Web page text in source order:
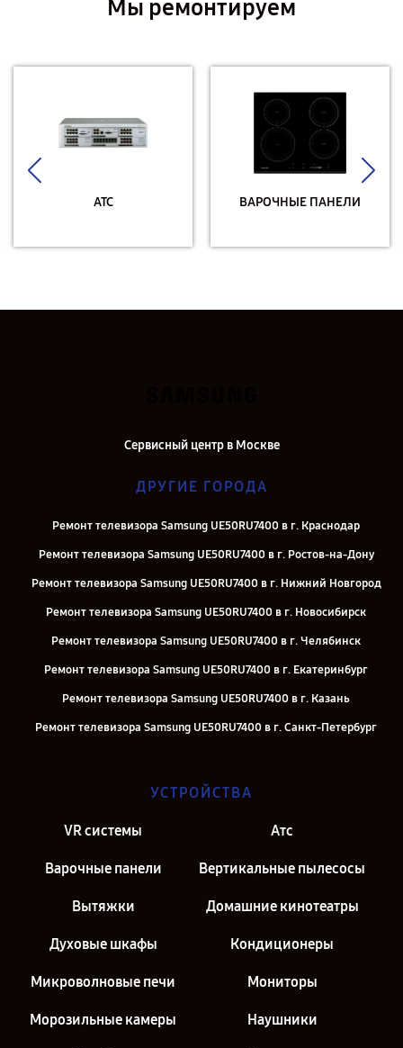
Мы ремонтируем
АТС ВАРОЧНЫЕ ПАНЕЛИ
Сервисный центр в Москве
ДРУГИЕ ГОРОДА
Ремонт телевизора Samsung UE50RU7400 в г. Краснодар
Ремонт телевизора Samsung UE50RU7400 в г. Ростов-на-Дону
Ремонт телевизора Samsung UE50RU7400 в г. Нижний Новгород
Ремонт телевизора Samsung UE50RU7400 в г. Новосибирск
Ремонт телевизора Samsung UE50RU7400 в г. Челябинск
Ремонт телевизора Samsung UE50RU7400 в г. Екатеринбург
Ремонт телевизора Samsung UE50RU7400 в г. Казань
Ремонт телевизора Samsung UE50RU7400 в г. Санкт-Петербург
УСТРОЙСТВА
VR системы Атс
Варочные панели Вертикальные пылесосы
Вытяжки Домашние кинотеатры
Духовые шкафы Кондиционеры
Микроволновые печи Мониторы
Морозильные камеры Наушники